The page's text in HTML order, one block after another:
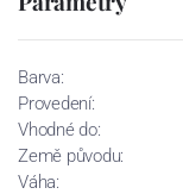
Barva:
Provedení:
Vhodné do:
Země původu:
Váha: